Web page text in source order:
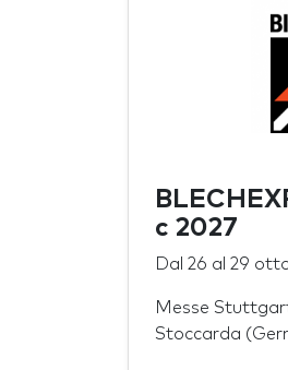
c 2027
Dal 26 al 29
Messe
Stoccarda